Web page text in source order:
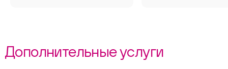
Дополнительные услуги